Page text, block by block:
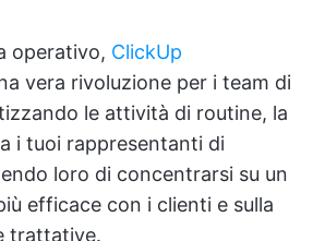
operativo, ClickUp
vera rivoluzione per i team di
le attività di routine, la
i tuoi rappresentanti di
loro di concentrarsi su un
efficace con i clienti e sulla
trattative.